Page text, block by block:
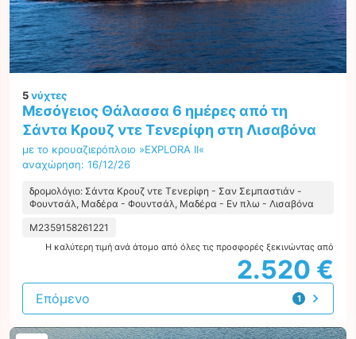
5νύχτες
Μεσόγειος Θάλασσα 6 ημέρες από τη
Σάντα Κρουζ ντε Τενερίφη στη Λισαβόνα
με το κρουαζιερόπλοιο »EXPLORA II«
αναχώρηση: 16/12/26
δρομολόγιο: Σάντα Κρουζ ντε Τενερίφη - Σαν Σεμπαστιάν -
Φουντσάλ, Μαδέρα - Φουντσάλ, Μαδέρα - Εν πλω - Λισαβόνα
M2359158261221
Η καλύτερη τιμή ανά άτομο από όλες τις προσφορές ξεκινώντας από
2.520 €
1
προσφορά
Επόμενο